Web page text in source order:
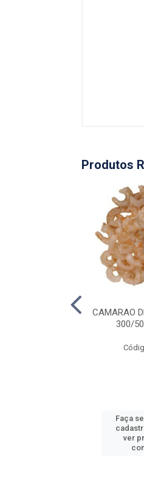
Produtos
CAMARAO
300/
Faça
ver